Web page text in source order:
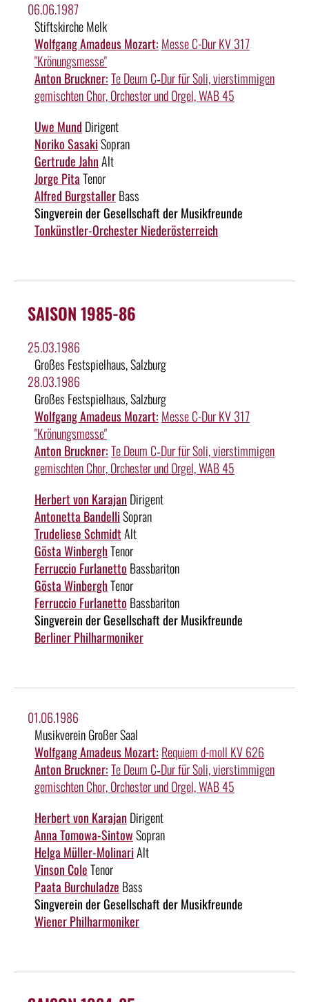
06.06.1987
Stiftskirche Melk
Wolfgang Amadeus Mozart: Messe C-Dur KV 317
"Krönungsmesse"
Anton Bruckner:Te Deum C‑Dur für Soli, vierstimmigen
gemischten Chor, Orchester und Orgel, WAB 45
Uwe Mund Dirigent
Noriko SasakiSopran
Gertrude JahnAlt
Jorge PitaTenor
Alfred BurgstallerBass
Singverein der Gesellschaft der Musikfreunde
Tonkünstler-Orchester Niederösterreich
SAISON 1985-86
25.03.1986
Großes Festspielhaus, Salzburg
28.03.1986
Großes Festspielhaus, Salzburg
Wolfgang Amadeus Mozart: Messe C-Dur KV 317
"Krönungsmesse"
Anton Bruckner:Te Deum C‑Dur für Soli, vierstimmigen
gemischten Chor, Orchester und Orgel, WAB 45
Herbert von Karajan Dirigent
Antonetta BandelliSopran
Trudeliese SchmidtAlt
Gösta WinberghTenor
Ferruccio Furlanetto Bassbariton
Gösta WinberghTenor
Ferruccio Furlanetto Bassbariton
Singverein der Gesellschaft der Musikfreunde
Berliner Philharmoniker
01.06.1986
Musikverein Großer Saal
Wolfgang Amadeus Mozart: Requiem d-moll KV 626
Anton Bruckner:Te Deum C‑Dur für Soli, vierstimmigen
gemischten Chor, Orchester und Orgel, WAB 45
Herbert von Karajan Dirigent
Anna Tomowa-SintowSopran
Helga Müller-MolinariAlt
Vinson ColeTenor
Paata Burchuladze Bass
Singverein der Gesellschaft der Musikfreunde
Wiener Philharmoniker